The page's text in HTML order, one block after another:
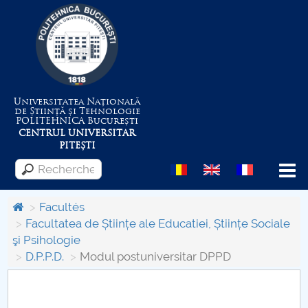
Universitatea Națională
de Știință și Tehnologie
POLITEHNICABucurești
CENTRUL UNIVERSITAR
PITEȘTI
Menu
Despre Universitate
Centrul de Management al Proiectelor
Facultés
Facultatea de Științe ale Educatiei, Științe Sociale
şi Psihologie
D.P.P.D.
Modul postuniversitar DPPD